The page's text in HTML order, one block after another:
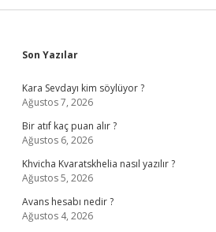
Sidebar
Son Yazılar
Kara Sevdayı kim söylüyor ?
Ağustos 7, 2026
Bir atıf kaç puan alır ?
Ağustos 6, 2026
Khvicha Kvaratskhelia nasıl yazılır ?
Ağustos 5, 2026
Avans hesabı nedir ?
Ağustos 4, 2026